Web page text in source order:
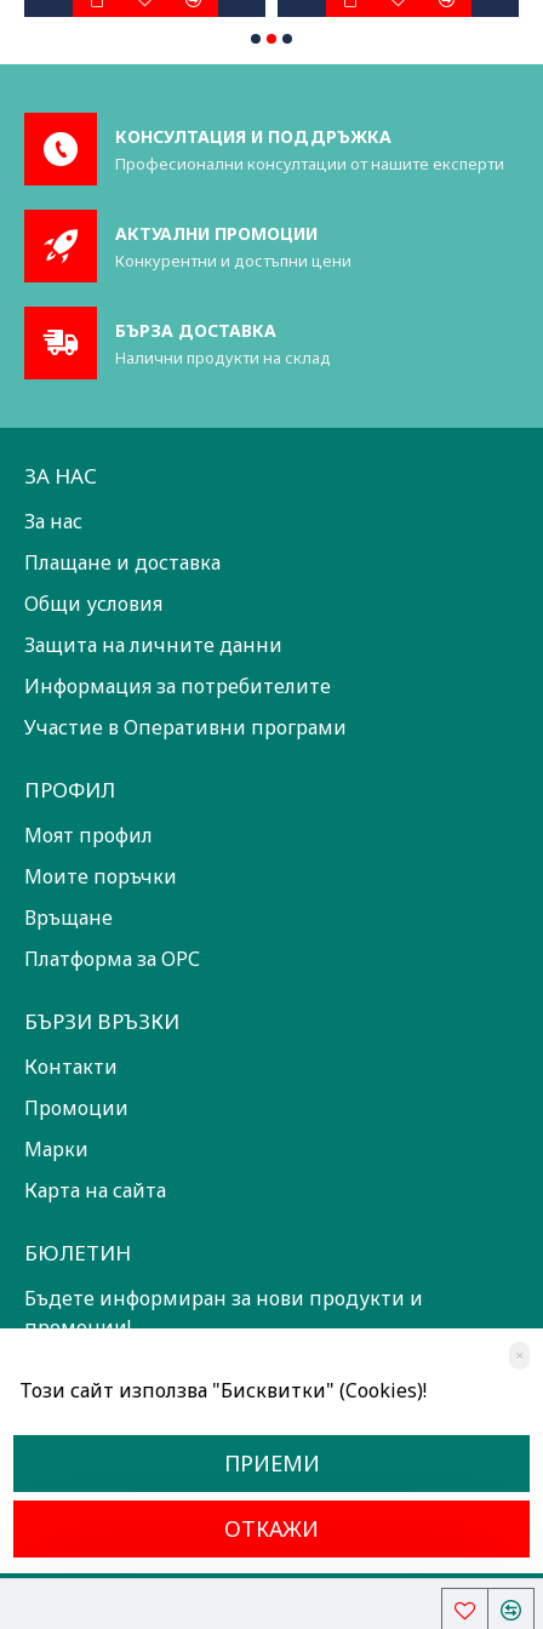
КОНСУЛТАЦИЯ И ПОДДРЪЖКА
Професионални консултации от нашите експерти
АКТУАЛНИ ПРОМОЦИИ
Конкурентни и достъпни цени
БЪРЗА ДОСТАВКА
Налични продукти на склад
ЗА НАС
За нас
Плащане и доставка
Общи условия
Защита на личните данни
Информация за потребителите
Участие в Оперативни програми
ПРОФИЛ
Моят профил
Моите поръчки
Връщане
Платформа за ОРС
БЪРЗИ ВРЪЗКИ
Контакти
Промоции
Марки
Карта на сайта
БЮЛЕТИН
Бъдете информиран за нови продукти и
промоции!
Прочетох и съм съгласен сОбщи условия
Всички права запазени © 2024, Радославов Мюзик Център
×
Този сайт използва "Бисквитки" (Cookies)!
ПРИЕМИ
ОТКАЖИ